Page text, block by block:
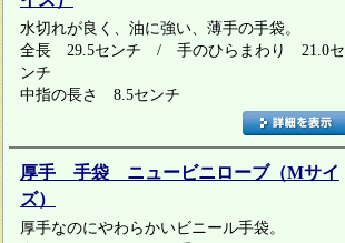
水切れが良く、油に強い、薄手の手袋。
全長 29.5センチ / 手のひらまわり 21.0セ
ンチ
中指の長さ 8.5センチ
厚手 手袋 ニュービニローブ（Mサイ
ズ）
厚手なのにやわらかいビニール手袋。